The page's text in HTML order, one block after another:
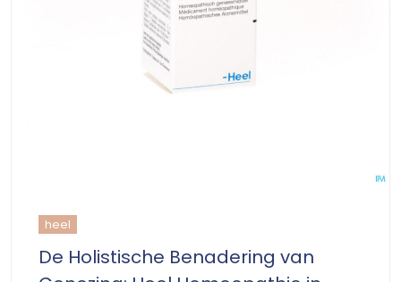
heel
De Holistische Benadering van